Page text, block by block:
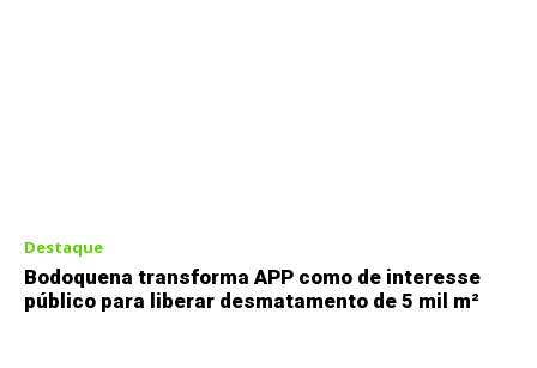
Destaque
Bodoquena transforma APP como de interesse
público para liberar desmatamento de 5 mil m²